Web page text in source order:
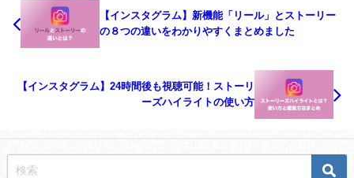
【インスタグラム】新機能「リール」とストーリー
の８つの違いをわかりやすくまとめました
【インスタグラム】24時間後も視聴可能！ストーリ
ーズハイライトの使い方